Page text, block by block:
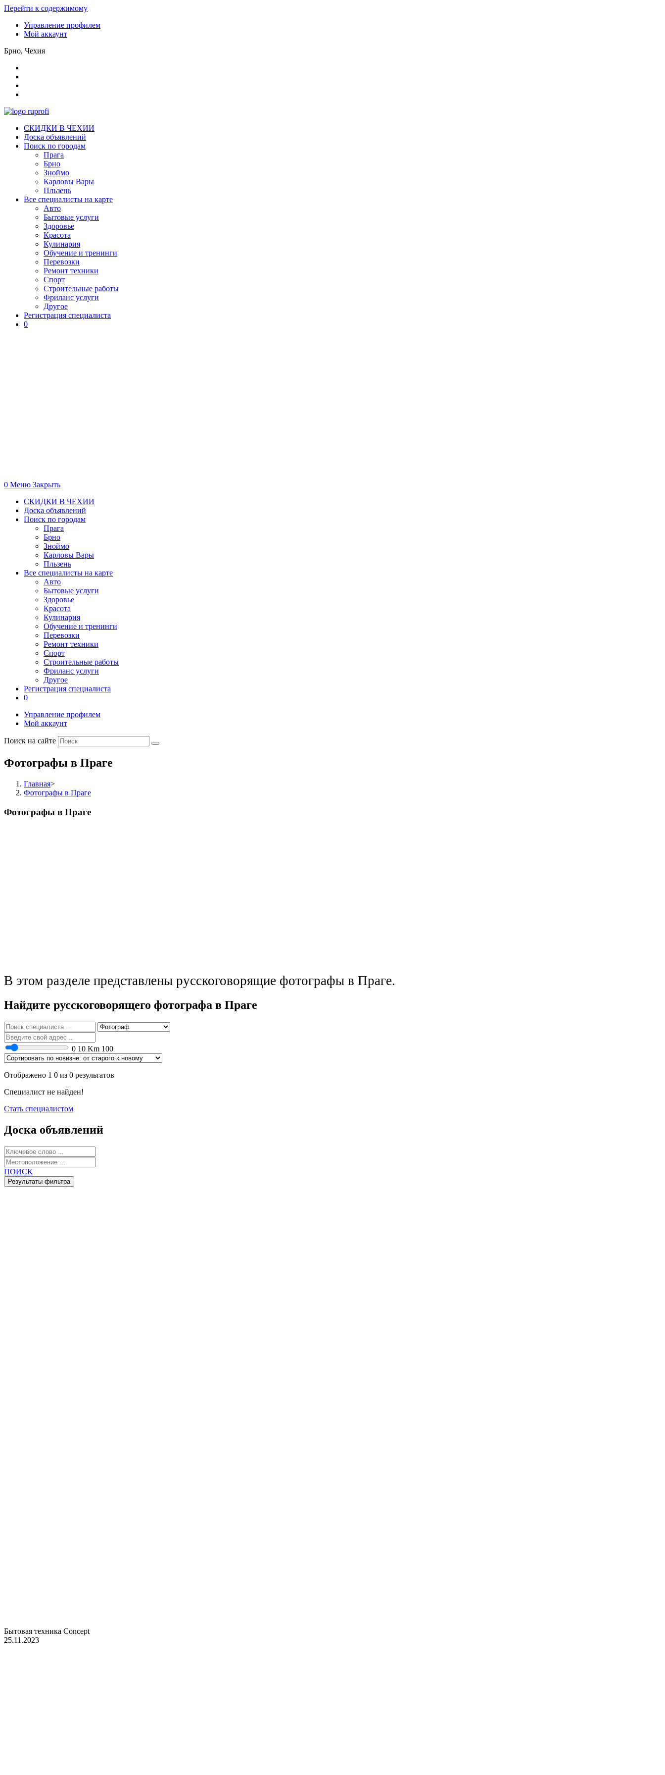
Перейти к содержимому
Управление профилем
Мой аккаунт
Брно, Чехия
СКИДКИ В ЧЕХИИ
Доска объявлений
Поиск по городам
Прага
Брно
Зноймо
Карловы Вары
Пльзень
Все специалисты на карте
Авто
Бытовые услуги
Здоровье
Красота
Кулинария
Обучение и тренинги
Перевозки
Ремонт техники
Спорт
Строительные работы
Фриланс услуги
Другое
Регистрация специалиста
0
0 Меню Закрыть
СКИДКИ В ЧЕХИИ
Доска объявлений
Поиск по городам
Прага
Брно
Зноймо
Карловы Вары
Пльзень
Все специалисты на карте
Авто
Бытовые услуги
Здоровье
Красота
Кулинария
Обучение и тренинги
Перевозки
Ремонт техники
Спорт
Строительные работы
Фриланс услуги
Другое
Регистрация специалиста
0
Управление профилем
Мой аккаунт
Поиск на сайте
Фотографы в Праге
Главная>
Фотографы в Праге
Фотографы в Праге
В этом разделе представлены русскоговорящие фотографы в Праге.
Найдите русскоговорящего фотографа в Праге
0 10 Km 100
Отображено 1 0 из 0 результатов
Специалист не найден!
Стать специалистом
Доска объявлений
ПОИСК
Бытовая техника Concept
25.11.2023